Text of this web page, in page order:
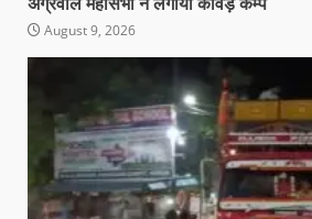
अग्रवाल महासभा ने लगाया कांवड़ कैम्प
August 9, 2026